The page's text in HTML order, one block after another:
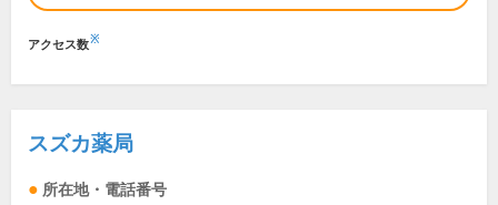
アクセス数※
スズカ薬局
所在地・電話番号